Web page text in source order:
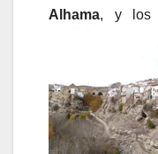
Alhama, y los